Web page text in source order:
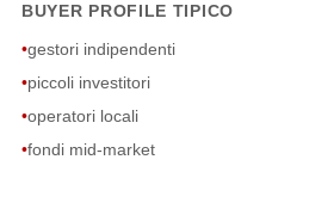
BUYER PROFILE TIPICO
•gestori indipendenti
•piccoli investitori
•operatori locali
•fondi mid-market